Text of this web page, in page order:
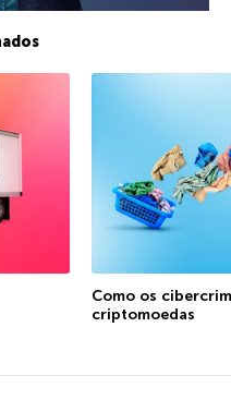
Como os
criptomoedas